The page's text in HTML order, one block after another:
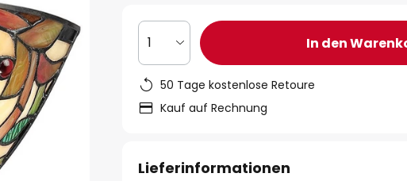
1 In den
50 Tage kostenlose Retoure
Kauf auf Rechnung
Lieferinformationen